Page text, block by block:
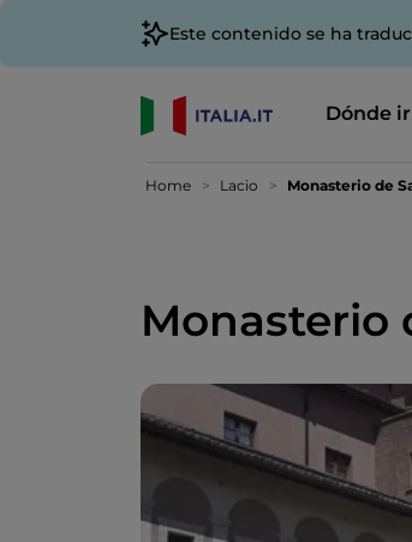
Este contenido se ha
Dónde ir
Home Lacio Monasterio de
Monasterio